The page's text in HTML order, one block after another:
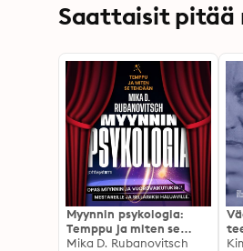
Saattaisit pitää
Myynnin psykologia:
Temppu ja miten se
tehdään
Mika D. Rubanovitsch